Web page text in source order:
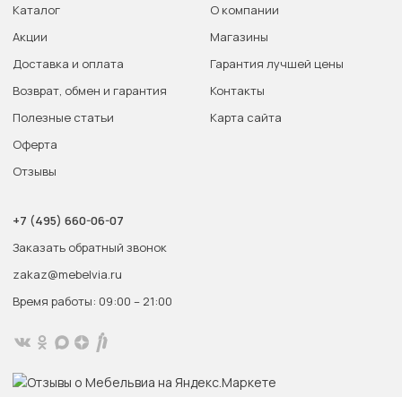
Каталог
Акции
Доставка и оплата
Возврат, обмен и гарантия
Полезные статьи
Оферта
Отзывы
О компании
Магазины
Гарантия лучшей цены
Контакты
Карта сайта
+7 (495) 660-06-07
Заказать обратный звонок
zakaz@mebelvia.ru
Время работы: 09:00 – 21:00